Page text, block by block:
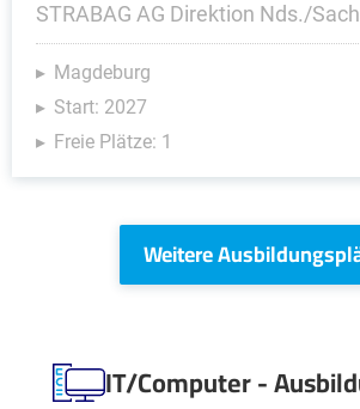
STRABAG AG Direktion Nds./
Magdeburg
Start: 2027
Freie Plätze: 1
Weitere
IT/Computer -